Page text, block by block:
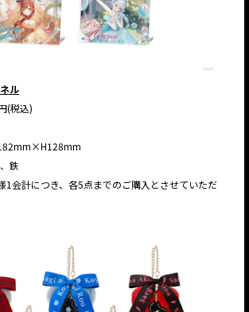
ル
(税込)
鉄
会計につき、各5点までのご購入とさせていただ